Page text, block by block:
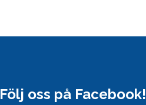
Följ oss på Facebook!